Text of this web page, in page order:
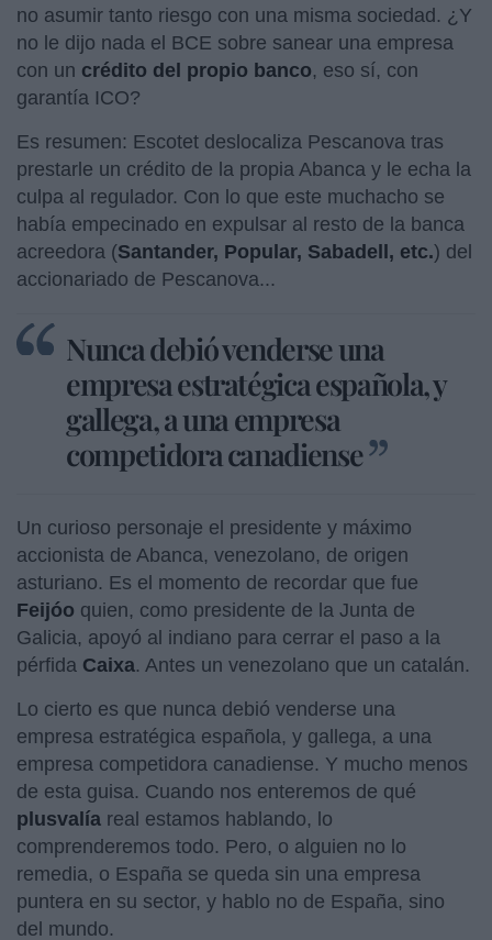
no asumir tanto riesgo con una misma sociedad. ¿Y
no le dijo nada el BCE sobre sanear una empresa
con un crédito del propio banco, eso sí, con
garantía ICO?
Es resumen: Escotet deslocaliza Pescanova tras
prestarle un crédito de la propia Abanca y le echa la
culpa al regulador. Con lo que este muchacho se
había empecinado en expulsar al resto de la banca
acreedora (Santander, Popular, Sabadell, etc.) del
accionariado de Pescanova...
Nunca debió venderse una
empresa estratégica española, y
gallega, a una empresa
competidora canadiense
Un curioso personaje el presidente y máximo
accionista de Abanca, venezolano, de origen
asturiano. Es el momento de recordar que fue
Feijóo quien, como presidente de la Junta de
Galicia, apoyó al indiano para cerrar el paso a la
pérfida Caixa. Antes un venezolano que un catalán.
Lo cierto es que nunca debió venderse una
empresa estratégica española, y gallega, a una
empresa competidora canadiense. Y mucho menos
de esta guisa. Cuando nos enteremos de qué
plusvalía real estamos hablando, lo
comprenderemos todo. Pero, o alguien no lo
remedia, o España se queda sin una empresa
puntera en su sector, y hablo no de España, sino
del mundo.